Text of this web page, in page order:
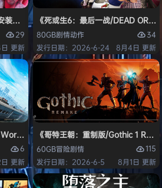
中文版
29
更新
《死或生6：最后一战/DEAD OR
80GB剧情动作
34
发行日期：2026-6-24
8月4日 更新
6）免安装中文版
6
更新
《哥特王朝：重制版/Gothic 1
60GB冒险剧情
115
发行日期：2026-6-5
8月1日 更新